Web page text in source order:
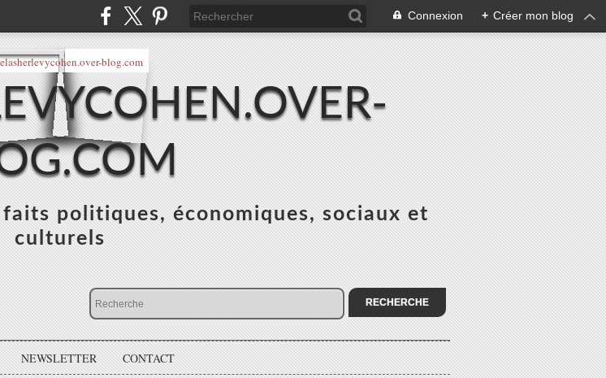
Connexion + Créer mon blog
politiques, économiques, sociaux et
culturels
NEWSLETTER CONTACT